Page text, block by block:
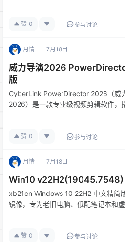
载、字幕提取、…
赞 0 参与讨论
月情 7月18日
威力导演2026
版
CyberLink PowerDirector 2026（威
2026）是一款专业级视频剪辑软件，
频降噪、一键抠像、标题特效及音…
赞 0 参与讨论
月情 7月18日
Win10 v22H2(19045.7548)
xb21cn Windows 10 22H2 中文精简
镜像，专为老旧电脑、低配笔记本和
要组件和服务，大幅降低内存和硬盘…
赞 0 参与讨论